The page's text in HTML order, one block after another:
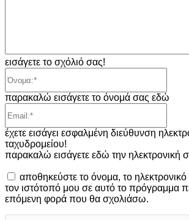
εισάγετε το σχόλιό σας!
παρακαλώ εισάγετε το όνομά σας εδώ
έχετε εισάγει εσφαλμένη διεύθυνση
ταχυδρομείου!
παρακαλώ εισάγετε εδώ την ηλεκτρονική
αποθηκεύστε το όνομα, το ηλεκτρονικό
τον ιστότοπό μου σε αυτό το πρόγραμμα
επόμενη φορά που θα σχολιάσω.